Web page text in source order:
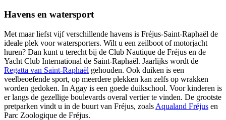
Havens en watersport
Met maar liefst vijf verschillende havens is Fréjus-Saint-Raphaël de
ideale plek voor watersporters. Wilt u een zeilboot of motorjacht
huren? Dan kunt u terecht bij de Club Nautique de Fréjus en de
Yacht Club International de Saint-Raphaël. Jaarlijks wordt de
Regatta van Saint-Raphaël gehouden. Ook duiken is een
veelbeoefende sport, op meerdere plekken kan zelfs op wrakken
worden gedoken. In Agay is een goede duikschool. Voor kinderen is
er langs de gezellige boulevards overal vertier te vinden. De grootste
pretparken vindt u in de buurt van Fréjus, zoals Aqualand Fréjus en
Parc Zoologique de Fréjus.